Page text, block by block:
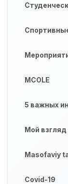
MCOLE
5 важных
Мой взгляд
Masofaviy
Covid-19